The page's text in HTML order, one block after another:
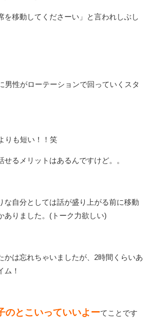
を移動してくださーい」と言われしぶし
男性がローテーションで回っていくスタ
りも短い！！笑
せるメリットはあるんですけど。。
な自分としては話が盛り上がる前に移動
ありました。(トーク力欲しい)
かは忘れちゃいましたが、2時間くらいあ
ム！
のとこいっていいよーてことです